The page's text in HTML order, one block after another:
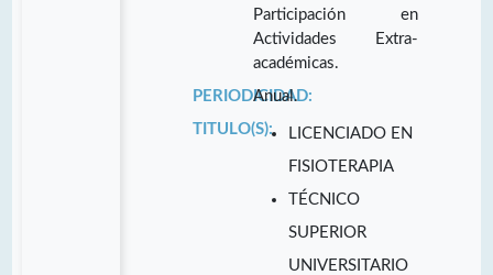
Participación en
Actividades Extra-
académicas.
PERIODICIDAD:
Anual.
TITULO(S):
LICENCIADO EN
FISIOTERAPIA
TÉCNICO
SUPERIOR
UNIVERSITARIO